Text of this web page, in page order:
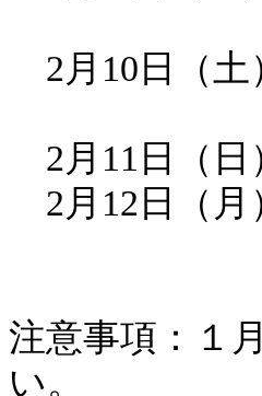
午後3:00
2月10日（土
午後：
2月11日（日
2月12日（月
午前
注意事項：１
い。